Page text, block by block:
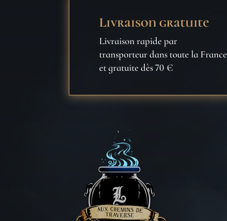
Livraison gratuite
Livraison rapide par
transporteur dans toute la France
et gratuite dès 70 €